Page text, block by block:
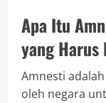
Apa Itu
yang Harus
Amnesti
oleh negara